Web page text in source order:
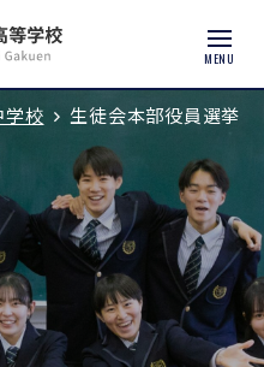
MENU
学校見学
学校 生徒会本部役員選挙